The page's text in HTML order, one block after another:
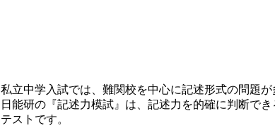
私立中学入試では、難関校を中心に記述形式の問題が
日能研の『記述力模試』は、記述力を的確に判断で
テストです。